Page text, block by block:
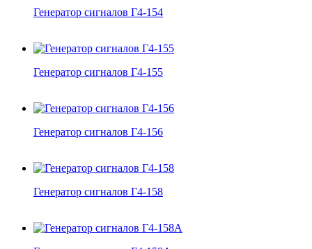
Генератор сигналов Г4-154
Генератор сигналов Г4-155
Генератор сигналов Г4-156
Генератор сигналов Г4-158